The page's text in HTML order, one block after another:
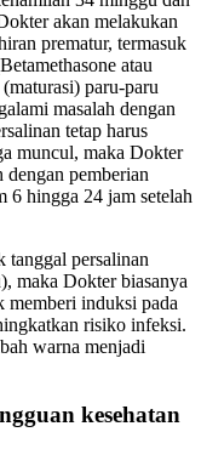
akan melakukan
prematur, termasuk
atau
paru-paru
masalah dengan
tetap harus
muncul, maka Dokter
dengan pemberian
6 hingga 24 jam setelah
tanggal persalinan
maka Dokter biasanya
memberi induksi pada
risiko infeksi.
warna menjadi
kesehatan